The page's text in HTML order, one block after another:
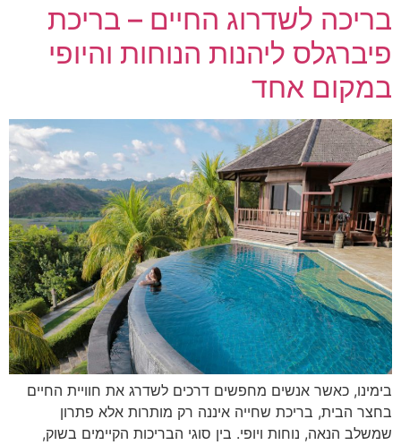
בריכה לשדרוג החיים – בריכת
פיברגלס ליהנות הנוחות והיופי
במקום אחד
בימינו, כאשר אנשים מחפשים דרכים לשדרג את חוויית החיים
בחצר הבית, בריכת שחייה איננה רק מותרות אלא פתרון
שמשלב הנאה, נוחות ויופי. בין סוגי הבריכות הקיימים בשוק,